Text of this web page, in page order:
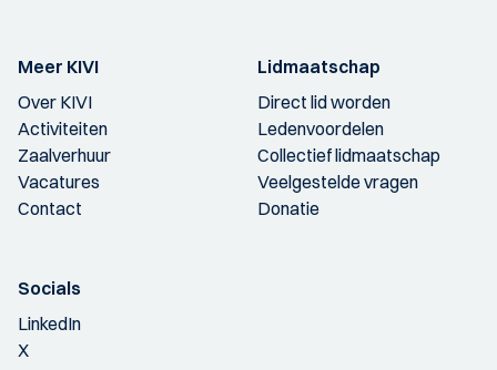
Meer KIVI
Over KIVI
Activiteiten
Zaalverhuur
Vacatures
Contact
Lidmaatschap
Direct lid worden
Ledenvoordelen
Collectief lidmaatschap
Veelgestelde vragen
Donatie
Socials
LinkedIn
X